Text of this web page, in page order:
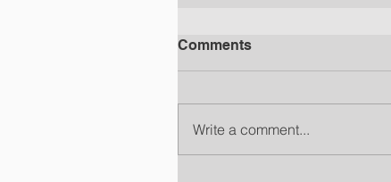
Comments
Write a comment...